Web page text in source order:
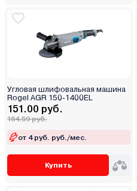
Угловая шлифовальная машина
Rogel AGR 150-1400EL
151.00 руб.
164.59 руб.
от 4 руб. руб./мес.
Купить